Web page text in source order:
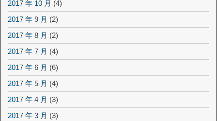
2017 年 10 月 (4)
2017 年 9 月 (2)
2017 年 8 月 (2)
2017 年 7 月 (4)
2017 年 6 月 (6)
2017 年 5 月 (4)
2017 年 4 月 (3)
2017 年 3 月 (3)